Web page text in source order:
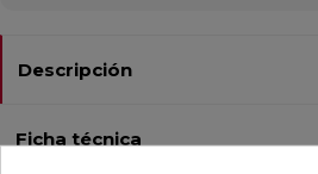
Descripción
Ficha técnica